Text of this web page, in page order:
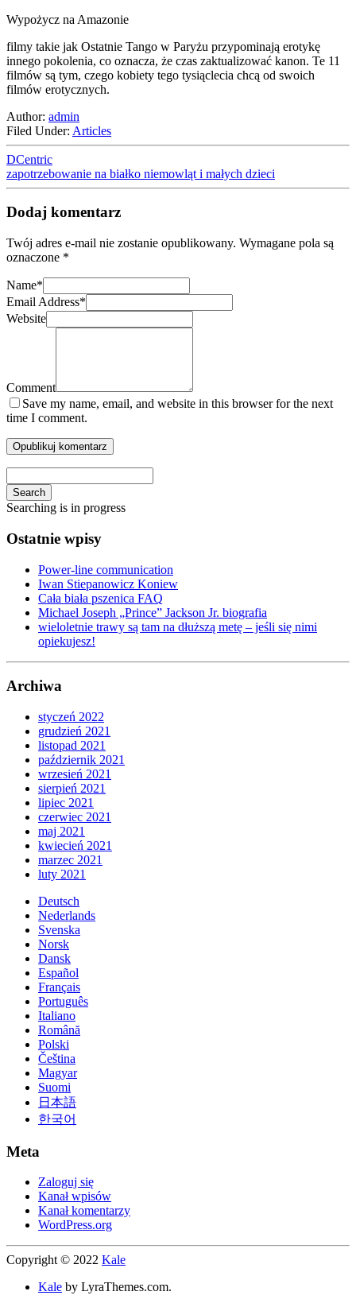
Wypożycz na Amazonie
filmy takie jak Ostatnie Tango w Paryżu przypominają erotykę
innego pokolenia, co oznacza, że czas zaktualizować kanon. Te 11
filmów są tym, czego kobiety tego tysiąclecia chcą od swoich
filmów erotycznych.
Author: admin
Filed Under: Articles
DCentric
zapotrzebowanie na białko niemowląt i małych dzieci
Dodaj komentarz
Twój adres e-mail nie zostanie opublikowany. Wymagane pola są
oznaczone *
Name*
Email Address*
Website
Comment
Save my name, email, and website in this browser for the next
time I comment.
Search
Searching is in progress
Ostatnie wpisy
Power-line communication
Iwan Stiepanowicz Koniew
Cała biała pszenica FAQ
Michael Joseph „Prince” Jackson Jr. biografia
wieloletnie trawy są tam na dłuższą metę – jeśli się nimi
opiekujesz!
Archiwa
styczeń 2022
grudzień 2021
listopad 2021
październik 2021
wrzesień 2021
sierpień 2021
lipiec 2021
czerwiec 2021
maj 2021
kwiecień 2021
marzec 2021
luty 2021
Deutsch
Nederlands
Svenska
Norsk
Dansk
Español
Français
Português
Italiano
Română
Polski
Čeština
Magyar
Suomi
日本語
한국어
Meta
Zaloguj się
Kanał wpisów
Kanał komentarzy
WordPress.org
Copyright © 2022 Kale
Kale by LyraThemes.com.